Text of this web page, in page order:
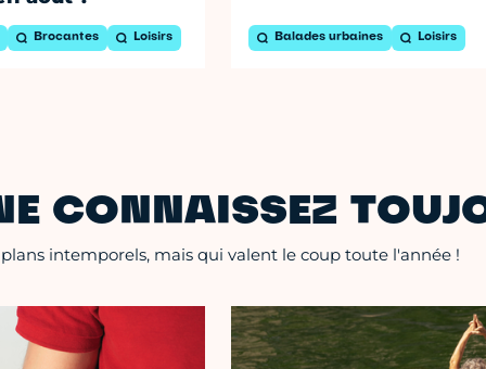
Brocantes Loisirs Balades urbaines Loisirs
CONNAISSEZ
intemporels, mais qui valent le coup toute l'année !